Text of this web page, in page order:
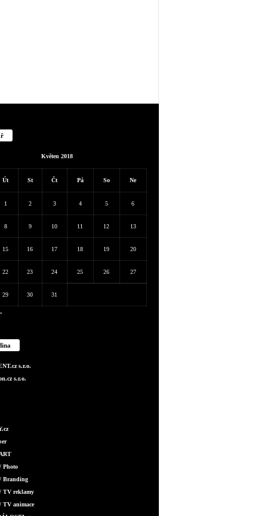
Květen 2018
Út St Čt Pá So Ne
1 2 3 4 5 6
8 9 10 11 12 13
15 16 17 18 19 20
22 23 24 25 26 27
29 30 31
s.r.o.
s.r.o.
Photo
Branding
TV reklamy
TV animace